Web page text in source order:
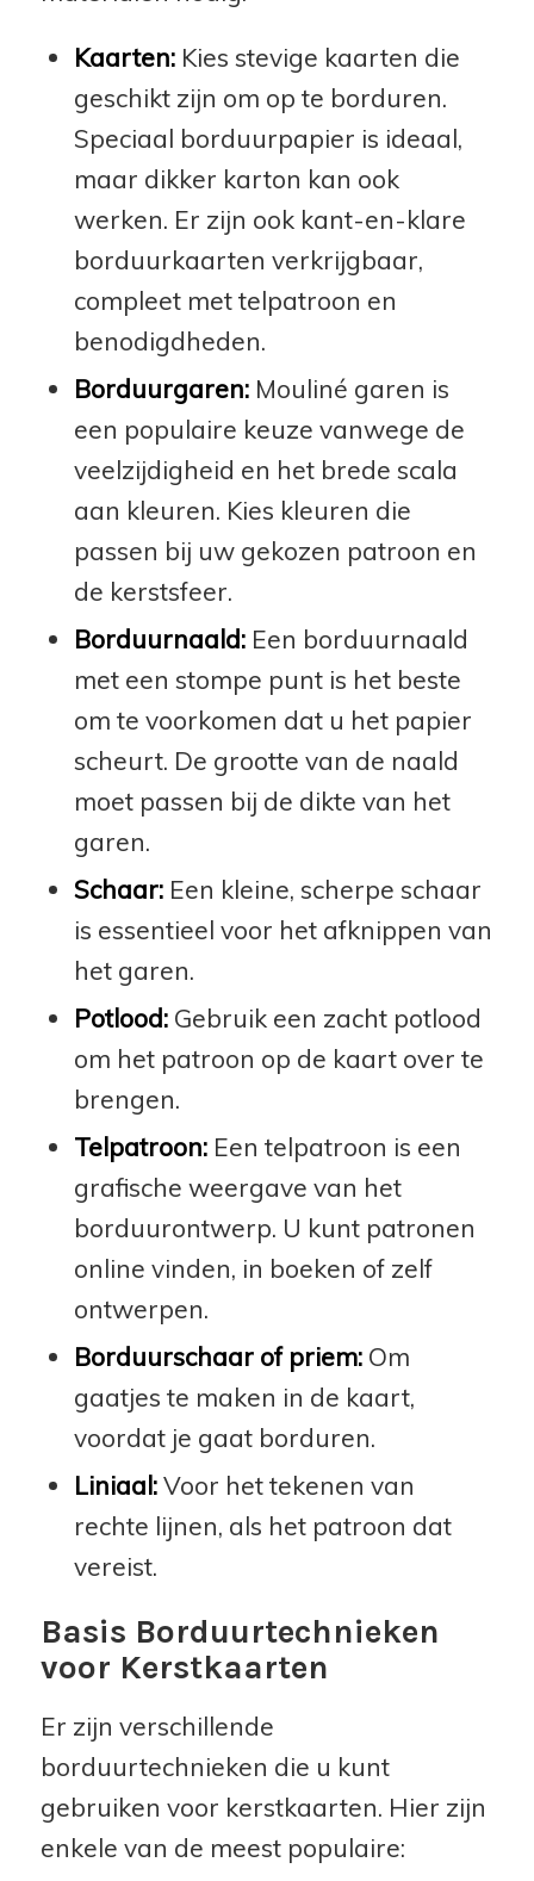
Kaarten:Kies stevige kaarten die
geschikt zijn om op te borduren.
Speciaal borduurpapier is ideaal,
maar dikker karton kan ook
werken. Er zijn ook kant-en-klare
borduurkaarten verkrijgbaar,
compleet met telpatroon en
benodigdheden.
Borduurgaren:Mouliné garen is
een populaire keuze vanwege de
veelzijdigheid en het brede scala
aan kleuren. Kies kleuren die
passen bij uw gekozen patroon en
de kerstsfeer.
Borduurnaald:Een borduurnaald
met een stompe punt is het beste
om te voorkomen dat u het papier
scheurt. De grootte van de naald
moet passen bij de dikte van het
garen.
Schaar:Een kleine, scherpe schaar
is essentieel voor het afknippen van
het garen.
Potlood:Gebruik een zacht potlood
om het patroon op de kaart over te
brengen.
Telpatroon:Een telpatroon is een
grafische weergave van het
borduurontwerp. U kunt patronen
online vinden, in boeken of zelf
ontwerpen.
Borduurschaar of priem:Om
gaatjes te maken in de kaart,
voordat je gaat borduren.
Liniaal:Voor het tekenen van
rechte lijnen, als het patroon dat
vereist.
Basis Borduurtechnieken
voor Kerstkaarten
Er zijn verschillende
borduurtechnieken die u kunt
gebruiken voor kerstkaarten. Hier zijn
enkele van de meest populaire: